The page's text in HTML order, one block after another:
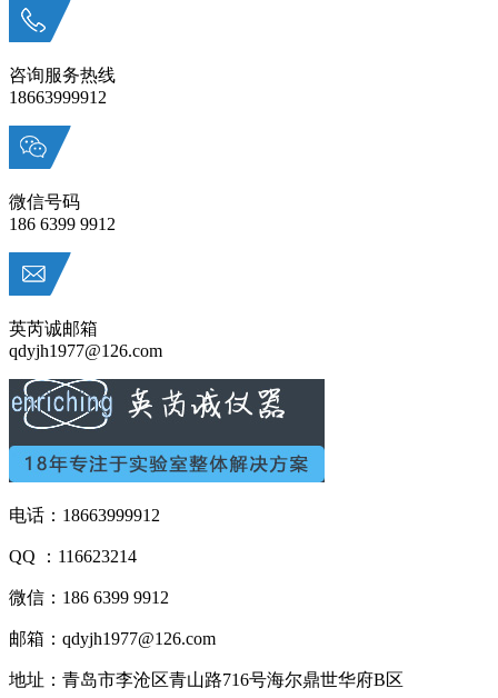
咨询服务热线
18663999912
微信号码
186 6399 9912
英芮诚邮箱
qdyjh1977@126.com
电话：18663999912
QQ ：116623214
微信：186 6399 9912
邮箱：qdyjh1977@126.com
地址：青岛市李沧区青山路716号海尔鼎世华府B区